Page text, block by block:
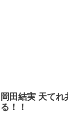
岡田結実 天て
る！！